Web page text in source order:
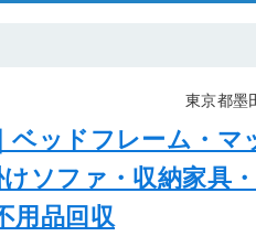
東京都墨
ベッドフレーム・マ
けソファ・収納家具・
用品回収